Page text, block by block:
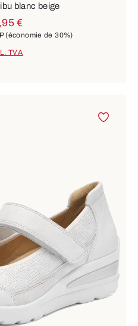
blanc beige
€
(économie de 30%)
TVA